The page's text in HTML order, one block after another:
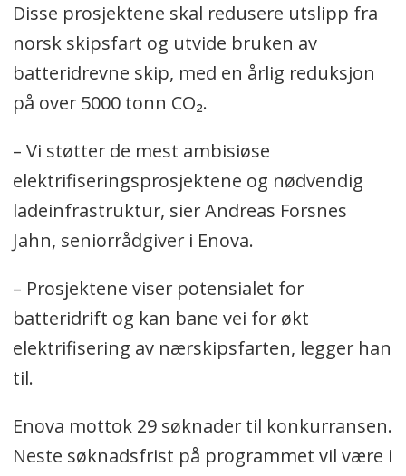
Disse prosjektene skal redusere utslipp fra
norsk skipsfart og utvide bruken av
batteridrevne skip, med en årlig reduksjon
på over 5000 tonn CO₂.
– Vi støtter de mest ambisiøse
elektrifiseringsprosjektene og nødvendig
ladeinfrastruktur, sier Andreas Forsnes
Jahn, seniorrådgiver i Enova.
– Prosjektene viser potensialet for
batteridrift og kan bane vei for økt
elektrifisering av nærskipsfarten, legger han
til.
Enova mottok 29 søknader til konkurransen.
Neste søknadsfrist på programmet vil være i